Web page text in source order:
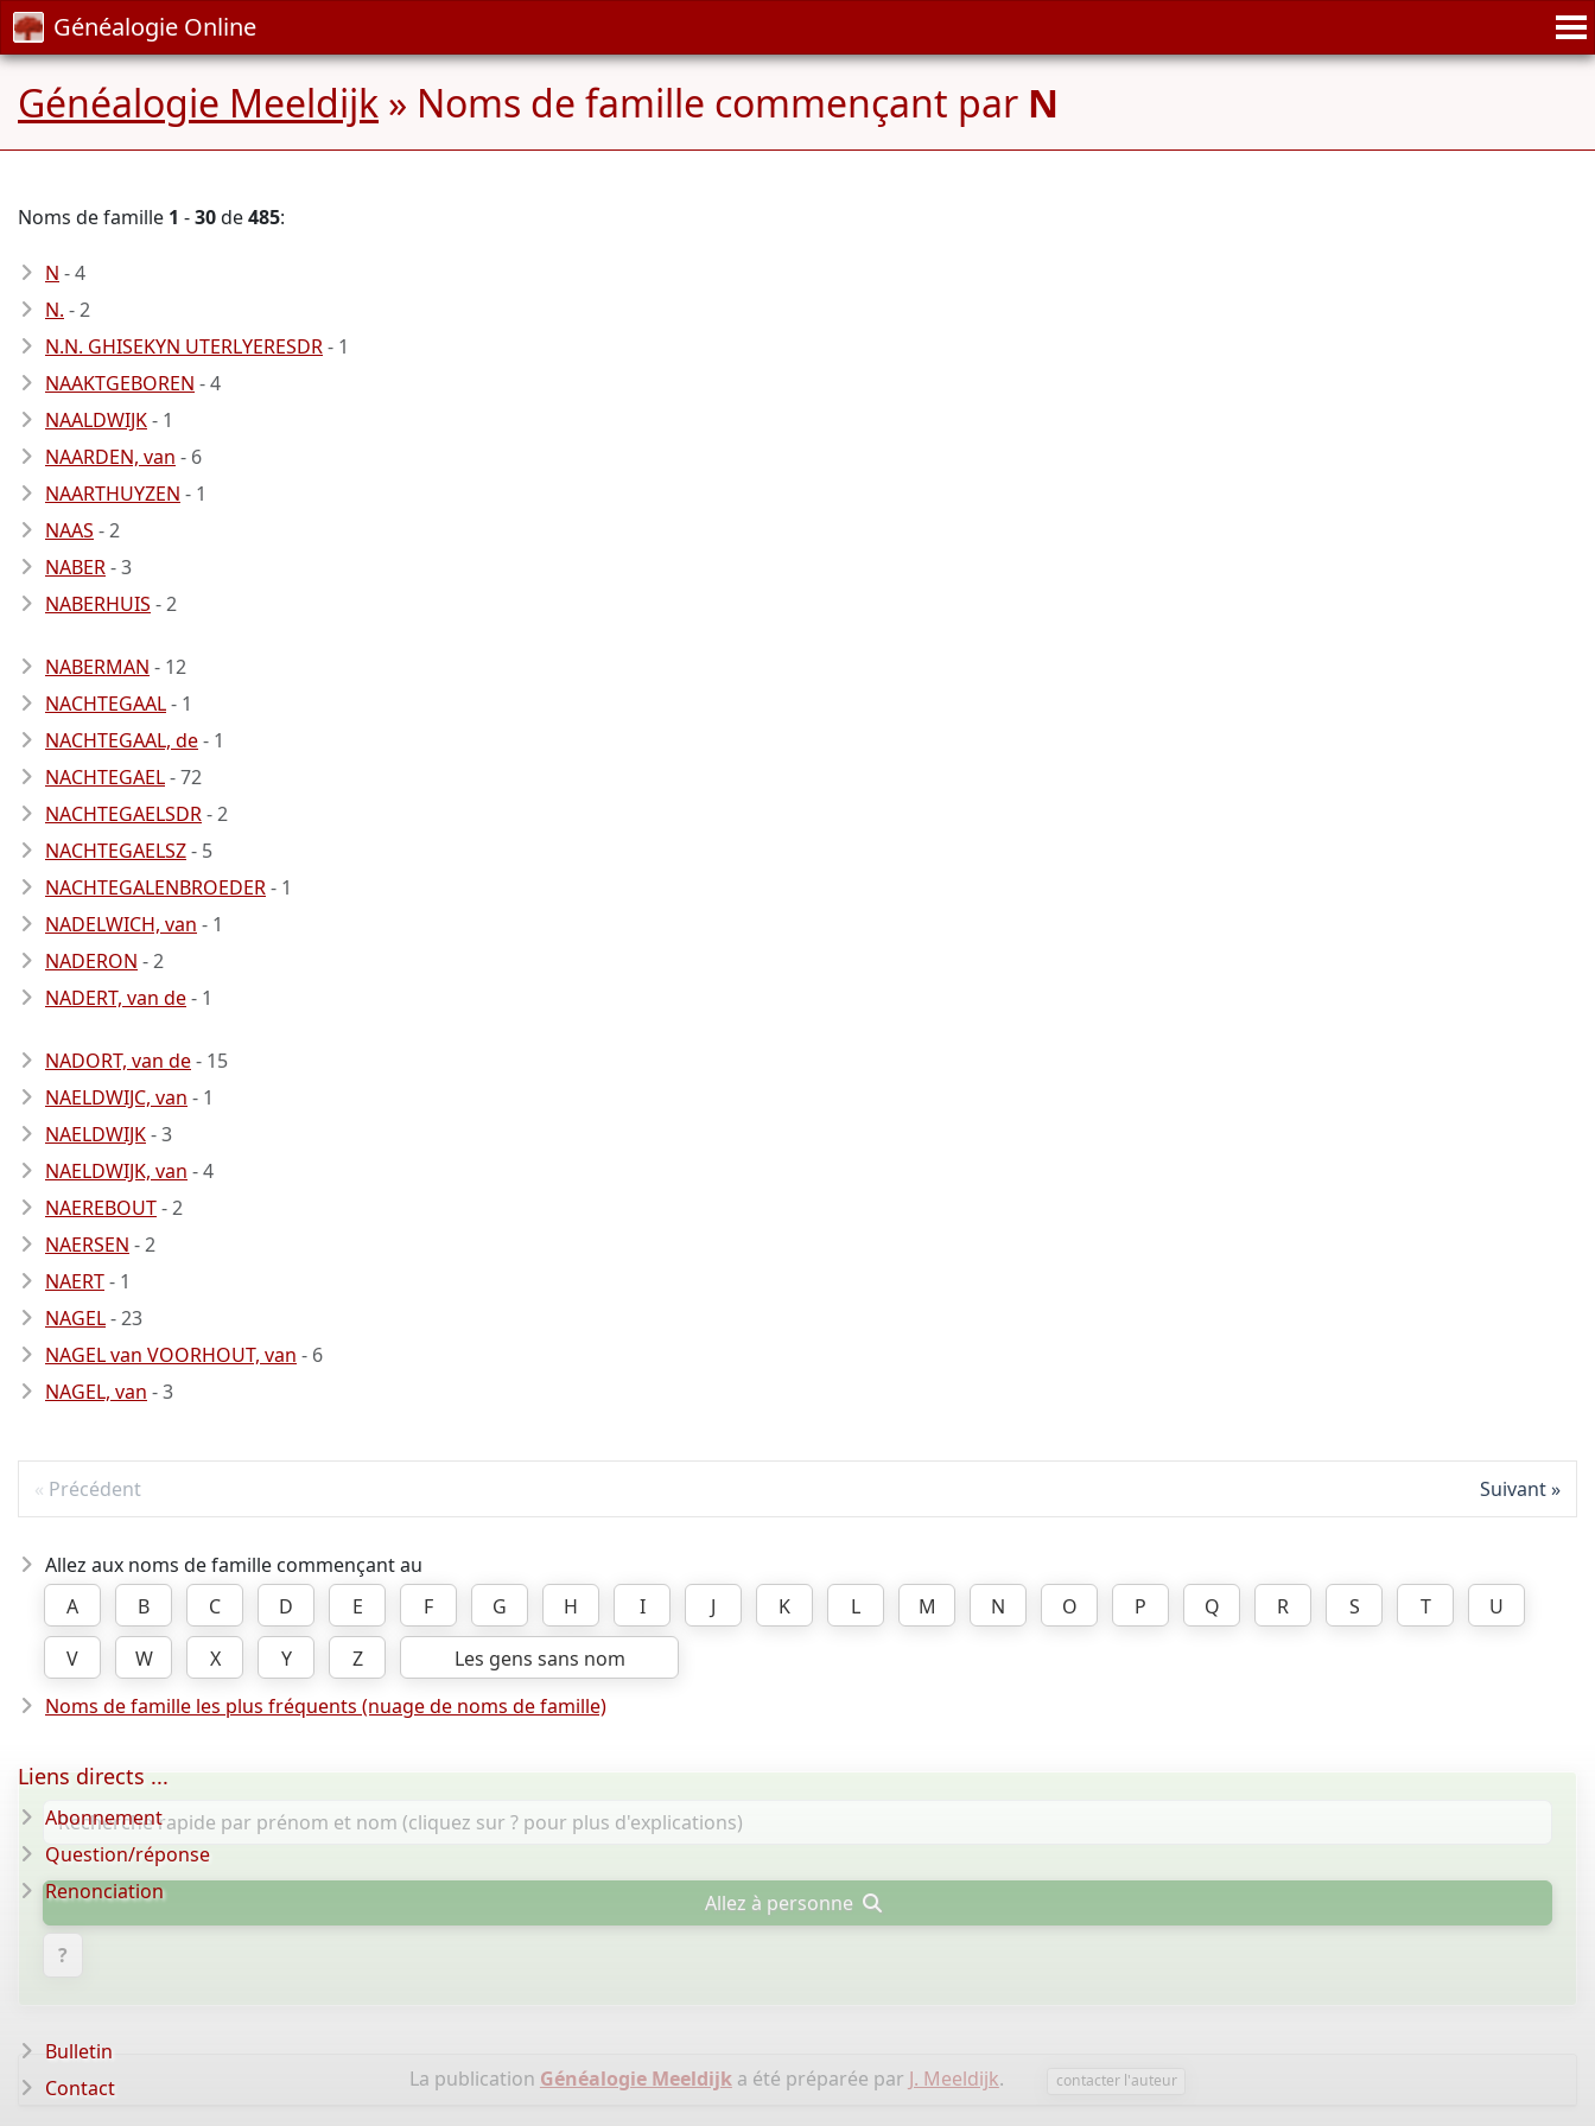
Généalogie Online
Généalogie Meeldijk » Noms de famille commençant par N
Noms de famille 1 -30de485:
N - 4
N. - 2
N.N. GHISEKYN UTERLYERESDR- 1
NAAKTGEBOREN - 4
NAALDWIJK- 1
NAARDEN, van - 6
NAARTHUYZEN - 1
NAAS - 2
NABER- 3
NABERHUIS - 2
NABERMAN - 12
NACHTEGAAL- 1
NACHTEGAAL, de- 1
NACHTEGAEL- 72
NACHTEGAELSDR- 2
NACHTEGAELSZ- 5
NACHTEGALENBROEDER- 1
NADELWICH, van - 1
NADERON - 2
NADERT, van de- 1
NADORT, van de- 15
NAELDWIJC, van - 1
NAELDWIJK- 3
NAELDWIJK, van - 4
NAEREBOUT- 2
NAERSEN - 2
NAERT- 1
NAGEL- 23
NAGEL van VOORHOUT, van - 6
NAGEL, van - 3
Précédent Suivant
Allez aux noms de famille commençant au
A
B C D E F G H I J K L M N O P Q R S T
U
V
W X Y Z
Les gens sans nom
Noms de famille les plus fréquents (nuage de noms de famille)
Allez à personne
?
La publication Généalogie Meeldijka été préparée par J. Meeldijk. contacter l'auteur
Liens directs ...
Abonnement
Question/réponse
Renonciation
Bulletin
Contact